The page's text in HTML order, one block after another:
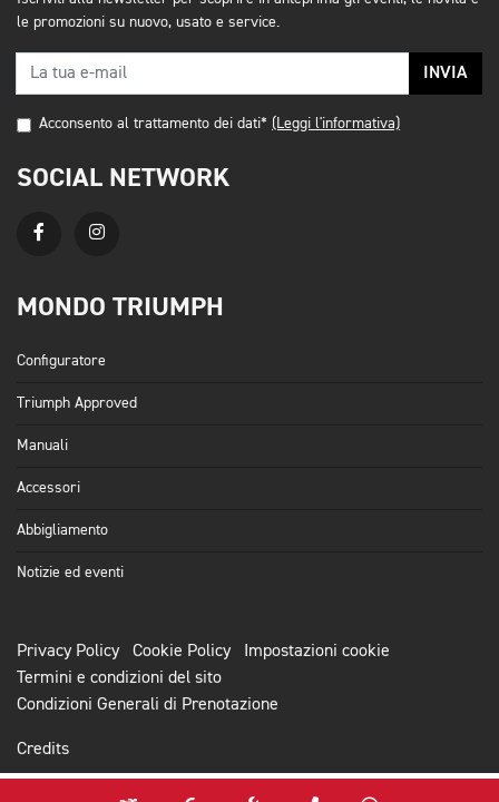
le promozioni su nuovo, usato e service.
INVIA
Acconsento al trattamento dei dati* (Leggi l'informativa)
SOCIAL NETWORK
MONDO TRIUMPH
Configuratore
Triumph Approved
Manuali
Accessori
Abbigliamento
Notizie ed eventi
Privacy Policy Cookie Policy
Impostazioni cookie
Termini e condizioni del sito
Condizioni Generali di Prenotazione
Credits